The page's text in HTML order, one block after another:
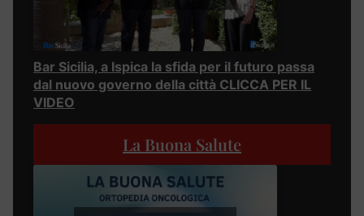
Bar Sicilia, a Ispica la sfida per il futuro passa
dal nuovo governo della città CLICCA PER IL
VIDEO
La Buona Salute